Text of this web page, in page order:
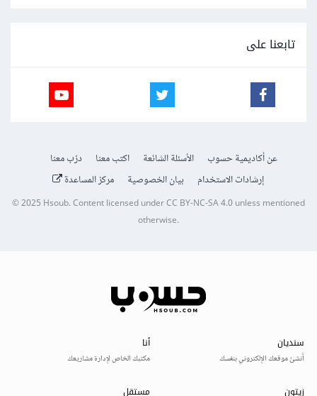
تابعنا على
عن أكاديمية حسوب الأسئلة الشائعة اكتب معنا
درّب معنا
إرشادات الاستخدام
بيان الخصوصية مركز المساعدة
© 2025Hsoub.Content licensed underCC BY-NC-SA 4.0unless mentioned
otherwise.